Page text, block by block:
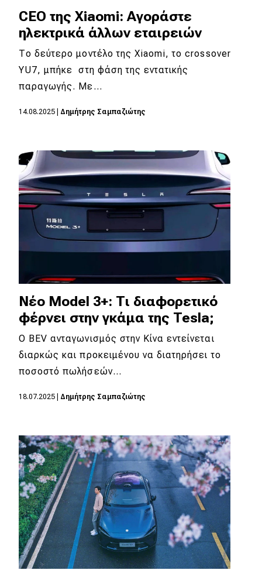
CEO της Xiaomi: Αγοράστε
ηλεκτρικά άλλων εταιρειών
Το δεύτερο μοντέλο της Xiaomi, το crossover
YU7, μπήκε στη φάση της εντατικής
παραγωγής. Με…
14.08.2025 Δημήτρης Σαμπαζιώτης
Νέο Model 3+: Τι διαφορετικό
φέρνει στην γκάμα της Tesla;
Ο BEV ανταγωνισμός στην Κίνα εντείνεται
διαρκώς και προκειμένου να διατηρήσει το
ποσοστό πωλήσεών…
18.07.2025 Δημήτρης Σαμπαζιώτης